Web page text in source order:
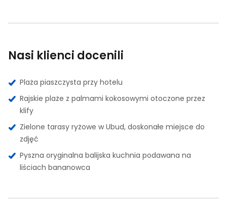
Nasi klienci docenili
Plaża piaszczysta przy hotelu
Rajskie plaże z palmami kokosowymi otoczone przez
klify
Zielone tarasy ryżowe w Ubud, doskonałe miejsce do
zdjęć
Pyszna oryginalna balijska kuchnia podawana na
liściach bananowca